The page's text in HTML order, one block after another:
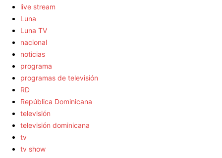
live stream
Luna
Luna TV
nacional
noticias
programa
programas de televisión
RD
República Dominicana
televisión
televisión dominicana
tv
tv show